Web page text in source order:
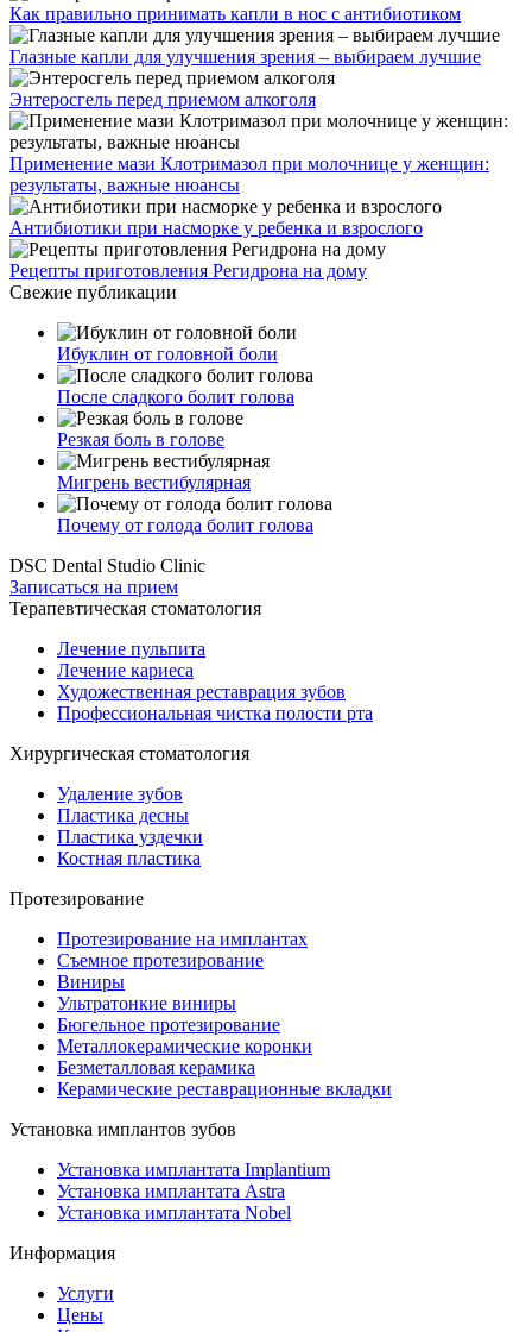
Как правильно принимать капли в нос с антибиотиком
Глазные капли для улучшения зрения – выбираем лучшие
Энтеросгель перед приемом алкоголя
Применение мази Клотримазол при молочнице у женщин:
результаты, важные нюансы
Антибиотики при насморке у ребенка и взрослого
Рецепты приготовления Регидрона на дому
Свежие публикации
Ибуклин от головной боли
После сладкого болит голова
Резкая боль в голове
Мигрень вестибулярная
Почему от голода болит голова
DSC Dental Studio Clinic
Записаться на прием
Терапевтическая стоматология
Лечение пульпита
Лечение кариеса
Художественная реставрация зубов
Профессиональная чистка полости рта
Хирургическая стоматология
Удаление зубов
Пластика десны
Пластика уздечки
Костная пластика
Протезирование
Протезирование на имплантах
Съемное протезирование
Виниры
Ультратонкие виниры
Бюгельное протезирование
Металлокерамические коронки
Безметалловая керамика
Керамические реставрационные вкладки
Установка имплантов зубов
Установка имплантата Implantium
Установка имплантата Astra
Установка имплантата Nobel
Информация
Услуги
Цены